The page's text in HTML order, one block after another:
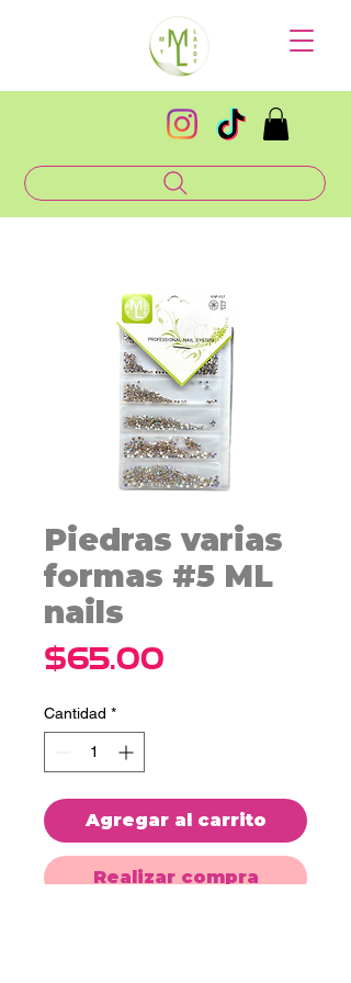
Piedras varias
formas #5 ML
nails
$65.00
Cantidad *
Agregar al carrito
Realizar compra